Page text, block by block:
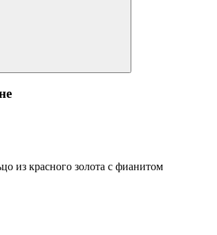
из красного золота с фианитом